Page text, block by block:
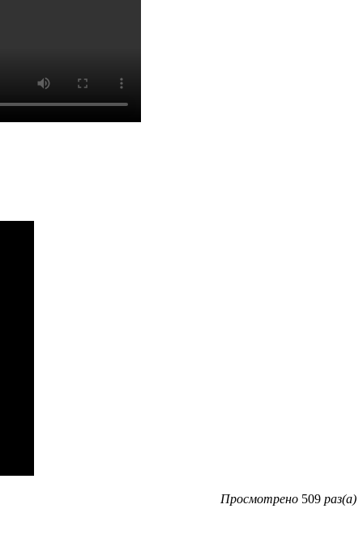
Просмотрено 509 раз(а)